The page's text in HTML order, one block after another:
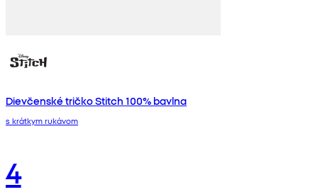
Dievčenské tričko Stitch 100% bavlna
s krátkym rukávom
4